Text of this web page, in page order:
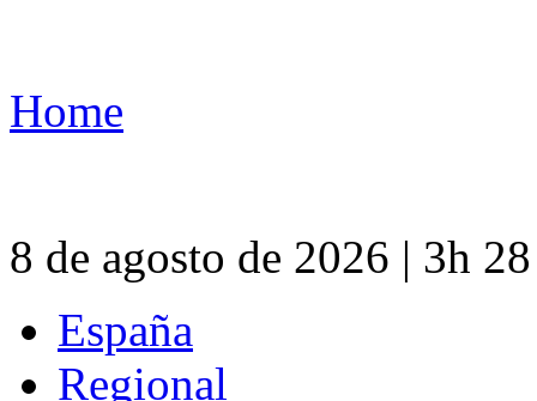
Home
8 de agosto de 2026 | 3h
España
Regional